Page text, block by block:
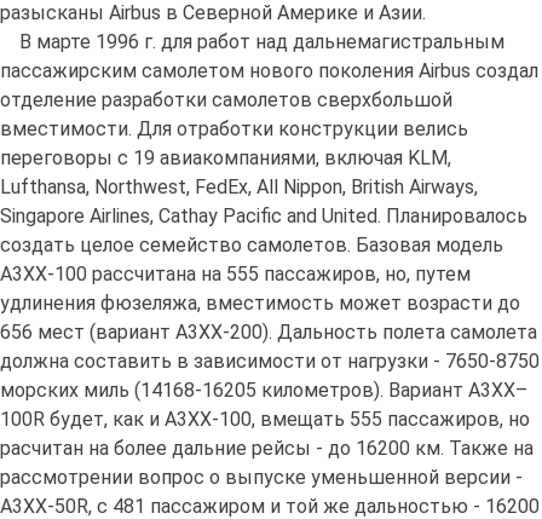
разысканы Airbus в Северной Америке и Азии.
В марте 1996 г. для работ над дальнемагистральным
пассажирским самолетом нового поколения Airbus создал
отделение разработки самолетов сверхбольшой
вместимости. Для отработки конструкции велись
переговоры с 19 авиакомпаниями, включая KLM,
Lufthansa, Northwest, FedEx, All Nippon, British Airways,
Singapore Airlines, Cathay Pacific and United. Планировалось
создать целое семейство самолетов. Базовая модель
А3ХХ-100 рассчитана на 555 пассажиров, но, путем
удлинения фюзеляжа, вместимость может возрасти до
656 мест (вариант А3ХХ-200). Дальность полета самолета
должна составить в зависимости от нагрузки - 7650-8750
морских миль (14168-16205 километров). Вариант A3XX–
100R будет, как и A3XX-100, вмещать 555 пассажиров, но
расчитан на более дальние рейсы - до 16200 км. Также на
рассмотрении вопрос о выпуске уменьшенной версии -
A3XX-50R, с 481 пассажиром и той же дальностью - 16200